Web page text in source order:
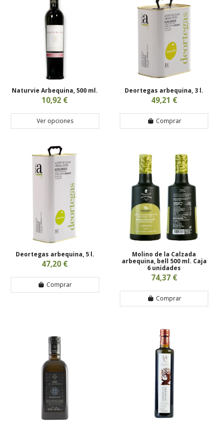
Naturvie Arbequina, 500 ml.
10,92 €
Ver opciones
Deortegas arbequina, 3 l.
49,21 €
Comprar
Deortegas arbequina, 5 l.
47,20 €
Comprar
Molino de la Calzada
arbequina, bell 500 ml. Caja
6 unidades
74,37 €
Comprar